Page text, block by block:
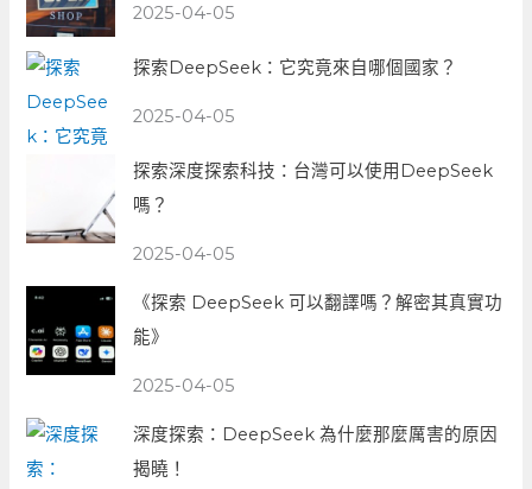
2025-04-05
探索DeepSeek：它究竟來自哪個國家？
2025-04-05
探索深度探索科技：台灣可以使用DeepSeek
嗎？
2025-04-05
《探索 DeepSeek 可以翻譯嗎？解密其真實功
能》
2025-04-05
深度探索：DeepSeek 為什麼那麼厲害的原因
揭曉！